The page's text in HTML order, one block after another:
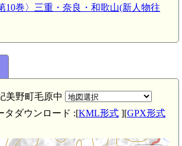
10巻〉三重・奈良・和歌山(新人物往
美野町毛原中
タダウンロード :[KML形式 ][GPX形式
(2.6km)